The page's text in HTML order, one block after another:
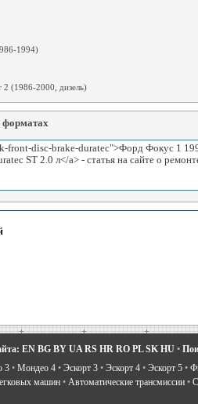
1994)
2 (1986-2000, дизель)
форматах
EN BG BY UA RS HR RO PL SK HU •
3 • Мондео 4 • Эскорт 3 • Эскорт 4 • Эскорт 5 •
машин • Автоматические трансмиссии •